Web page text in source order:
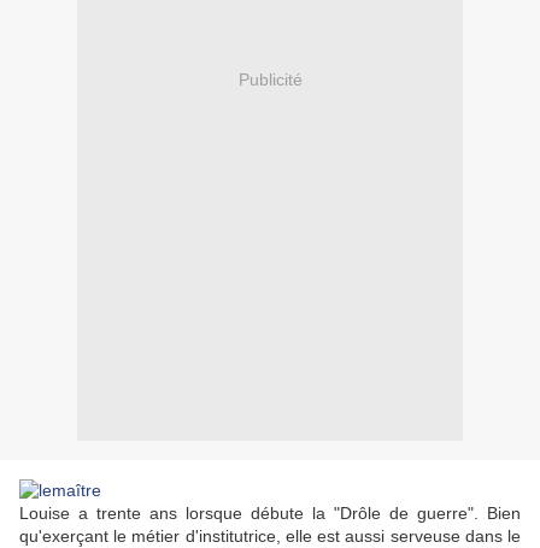
Publicité
Louise a trente ans lorsque débute la "Drôle de guerre". Bien
qu'exerçant le métier d'institutrice, elle est aussi serveuse dans le